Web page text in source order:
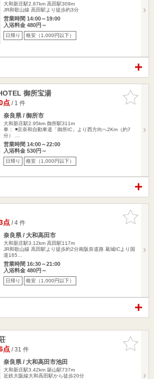
大和新庄駅2.87km 高田駅309m
JR和歌山線 高田駅より徒歩約3分
営業時間 14:00～19:00
入浴料金 480円～
日帰り 格安（1,000円以下）
お気に入
りに追加
御所宝湯
点/ 1 件
奈良県 / 御所市
大和新庄駅2.95km 御所駅311m
車： ◾️京奈和自動車道「御所IC」より西方向へ2Km（約7
分） …
営業時間 14:00～22:00
入浴料金 530円～
日帰り 格安（1,000円以下）
お気に入
りに追加
点/ 4 件
奈良県 / 大和高田市
大和新庄駅3.12km 高田駅117m
JR和歌山線 高田駅より徒歩約2分南阪奈道路 葛城ICより国
道165…
営業時間 16:30～21:00
入浴料金 480円～
日帰り 格安（1,000円以下）
お気に入
りに追加
点/ 31 件
奈良県 / 大和高田市池田
大和新庄駅3.42km 築山駅737m
近鉄大阪線大和高田駅から徒歩20分